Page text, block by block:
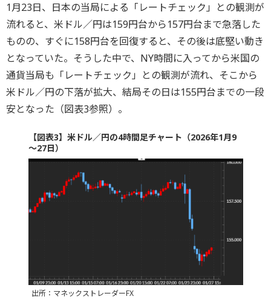
1月23日、日本の当局による「レートチェック」との観測が
流れると、米ドル／円は159円台から157円台まで急落した
ものの、すぐに158円台を回復すると、その後は底堅い動き
となっていた。そうした中で、NY時間に入ってから米国の
通貨当局も「レートチェック」との観測が流れ、そこから
米ドル／円の下落が拡大、結局その日は155円台までの一段
安となった（図表3参照）。
【図表3】米ドル／円の4時間足チャート（2026年1月9
～27日）
出所：マネックストレーダーFX